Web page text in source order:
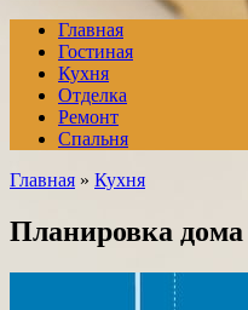
Главная
Гостиная
Кухня
Отделка
Ремонт
Спальня
Главная » Кухня
Планировка дома